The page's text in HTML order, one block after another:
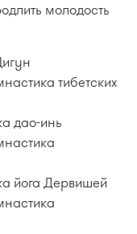
молодость
тибетских
дао-инь
йога Дервишей